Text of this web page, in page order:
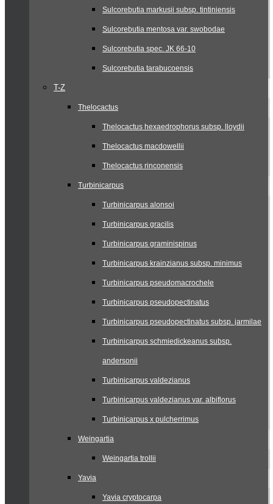
Sulcorebutia markusii subsp. tintiniensis
Sulcorebutia mentosa var. swobodae
Sulcorebutia spec. JK 66-10
Sulcorebutia tarabucoensis
T-Z
Thelocactus
Thelocactus hexaedrophorus subsp. lloydii
Thelocactus macdowellii
Thelocactus rinconensis
Turbinicarpus
Turbinicarpus alonsoi
Turbinicarpus gracilis
Turbinicarpus graminispinus
Turbinicarpus krainzianus subsp. minimus
Turbinicarpus pseudomacrochele
Turbinicarpus pseudopectinatus
Turbinicarpus pseudopectinatus subsp. jarmilae
Turbinicarpus schmiedickeanus subsp.
andersonii
Turbinicarpus valdezianus
Turbinicarpus valdezianus var. albiflorus
Turbinicarpus x pulcherrimus
Weingartia
Weingartia trollii
Yavia
Yavia cryptocarpa